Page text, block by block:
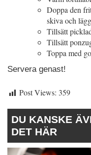
Doppa den
skiva och
Tillsätt
Tillsätt
Toppa med
Servera genast!
Post Views: 359
DU KANSKE
DET HÄR